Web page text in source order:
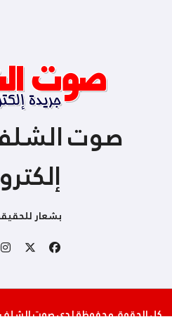
صوت
بشعار
كل الحقوق محفوظة لدى صوت